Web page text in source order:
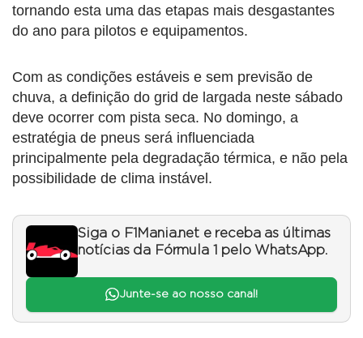
tornando esta uma das etapas mais desgastantes
do ano para pilotos e equipamentos.
Com as condições estáveis e sem previsão de
chuva, a definição do grid de largada neste sábado
deve ocorrer com pista seca. No domingo, a
estratégia de pneus será influenciada
principalmente pela degradação térmica, e não pela
possibilidade de clima instável.
Siga o F1Mania.net e receba as últimas
notícias da Fórmula 1 pelo WhatsApp.
Junte-se ao nosso canal!